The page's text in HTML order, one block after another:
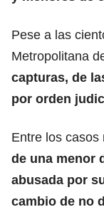
Pese a las
Metropolitana
capturas, de
por orden
Entre los casos
de una menor
abusada por
cambio de no